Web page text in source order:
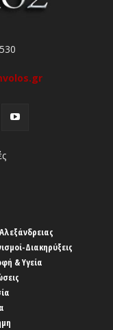
Διακηρύξεις
& Υγεία